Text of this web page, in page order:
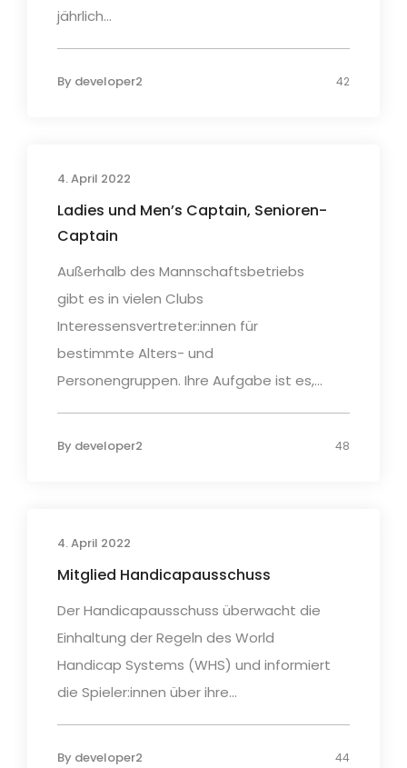
jährlich...
By developer2 42
4. April 2022
Ladies und Men’s Captain, Senioren-
Captain
Außerhalb des Mannschaftsbetriebs
gibt es in vielen Clubs
Interessensvertreter:innen für
bestimmte Alters- und
Personengruppen. Ihre Aufgabe ist es,...
By developer2 48
4. April 2022
Mitglied Handicapausschuss
Der Handicapausschuss überwacht die
Einhaltung der Regeln des World
Handicap Systems (WHS) und informiert
die Spieler:innen über ihre...
By developer2 44